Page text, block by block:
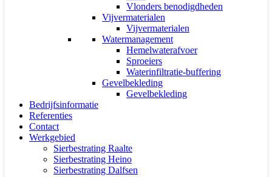
Vlonders benodigdheden
Vijvermaterialen
Vijvermaterialen
Watermanagement
Hemelwaterafvoer
Sproeiers
Waterinfiltratie-buffering
Gevelbekleding
Gevelbekleding
Bedrijfsinformatie
Referenties
Contact
Werkgebied
Sierbestrating Raalte
Sierbestrating Heino
Sierbestrating Dalfsen